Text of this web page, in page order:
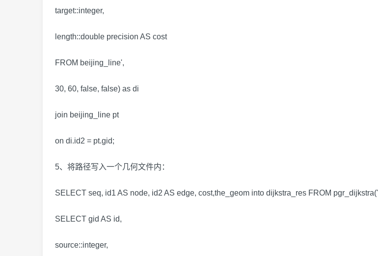
target::integer,
length::double precision AS cost
FROM beijing_line',
30, 60, false, false) as di
join beijing_line pt
on di.id2 = pt.gid;
5、将路径写入一个几何文件内：
SELECT seq, id1 AS node, id2 AS edge, cost,the_geom into dijkstra_res FROM pgr_dijkstra('
SELECT gid AS id,
source::integer,